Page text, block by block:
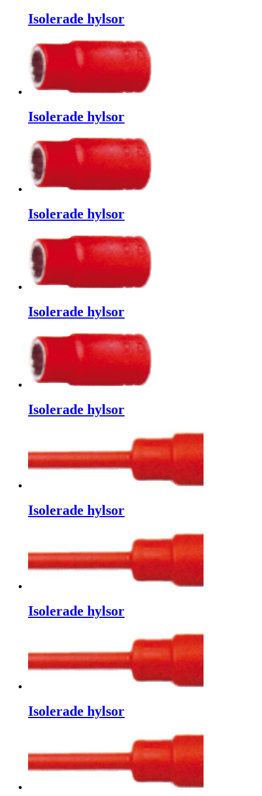
Isolerade hylsor
Isolerade hylsor
Isolerade hylsor
Isolerade hylsor
Isolerade hylsor
Isolerade hylsor
Isolerade hylsor
Isolerade hylsor